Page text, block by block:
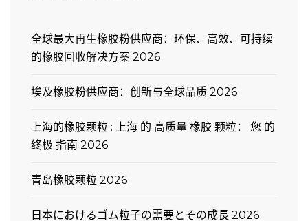
全球最大再生橡胶粉供应商：环保、高效、可持续
的橡胶回收解决方案 2026
埃及橡胶粉供应商：创新与全球品质 2026
上海的橡胶颗粒 : 上海 的 高质量 橡胶 颗粒： 您 的
终极 指南 2026
青岛橡胶颗粒 2026
日本におけるゴム粒子の需要とその成長 2026